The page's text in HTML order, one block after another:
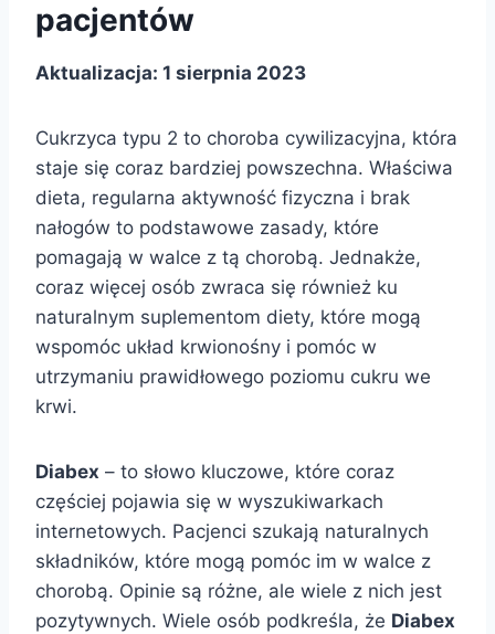
pacjentów
Aktualizacja: 1 sierpnia 2023
Cukrzyca typu 2 to choroba cywilizacyjna, która
staje się coraz bardziej powszechna. Właściwa
dieta, regularna aktywność fizyczna i brak
nałogów to podstawowe zasady, które
pomagają w walce z tą chorobą. Jednakże,
coraz więcej osób zwraca się również ku
naturalnym suplementom diety, które mogą
wspomóc układ krwionośny i pomóc w
utrzymaniu prawidłowego poziomu cukru we
krwi.
Diabex – to słowo kluczowe, które coraz
częściej pojawia się w wyszukiwarkach
internetowych. Pacjenci szukają naturalnych
składników, które mogą pomóc im w walce z
chorobą. Opinie są różne, ale wiele z nich jest
pozytywnych. Wiele osób podkreśla, że Diabex